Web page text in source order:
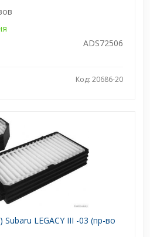
ADS72506
Код: 20686-20
LEGACY III -03 (пр-во